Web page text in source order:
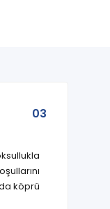
03
köprü